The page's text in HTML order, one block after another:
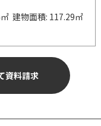
㎡建物面積: 117.29㎡